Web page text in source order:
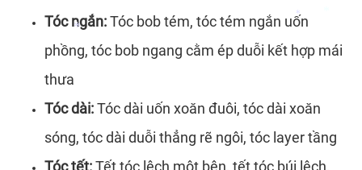
*
Tóc ngắn:Tóc bob tém, tóc tém ngắn uốn
phồng, tóc bob ngang cằm ép duỗi kết hợp mái
thưa
Tóc dài:Tóc dài uốn xoăn đuôi, tóc dài xoăn
sóng, tóc dài duỗi thẳng rẽ ngôi, tóc layer tầng
Tóc tết:Tết tóc lệch một bên, tết tóc búi lệch,